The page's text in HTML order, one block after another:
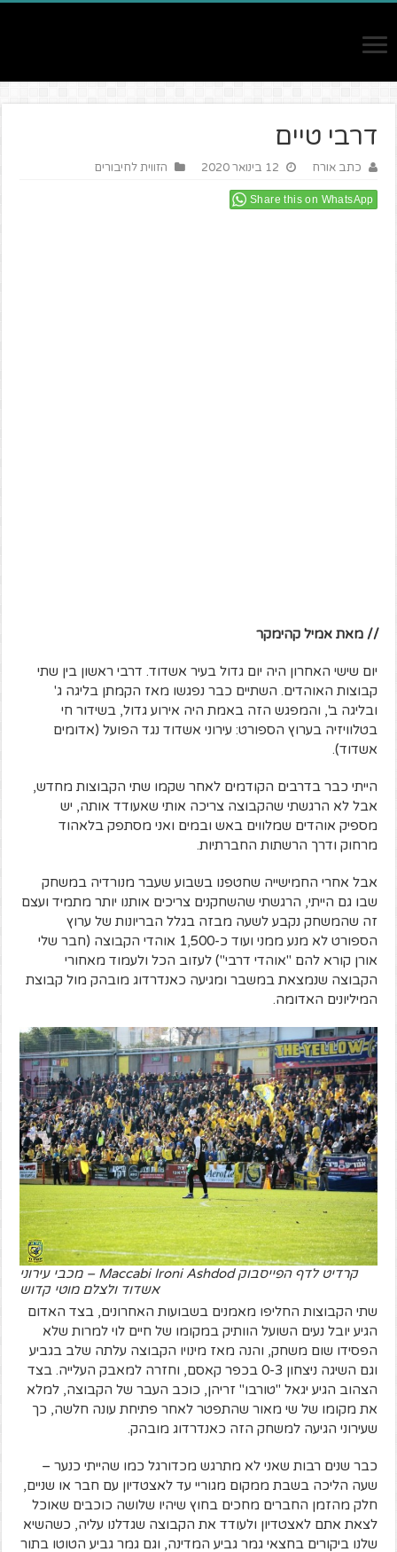
דרבי טיים
כתב אורח 12 בינואר 2020 הזווית לחיבורים
Share this on WhatsApp
// מאת אמיל קהימקר
יום שישי האחרון היה יום גדול בעיר אשדוד. דרבי ראשון בין שתי
קבוצות האוהדים. השתיים כבר נפגשו מאז הקמתן בליגה ג'
ובליגה ב', והמפגש הזה באמת היה אירוע גדול, בשידור חי
בטלוויזיה בערוץ הספורט: עירוני אשדוד נגד הפועל (אדומים
אשדוד).
הייתי כבר בדרבים הקודמים לאחר שקמו שתי הקבוצות מחדש,
אבל לא הרגשתי שהקבוצה צריכה אותי שאעודד אותה, יש
מספיק אוהדים שמלווים באש ובמים ואני מסתפק בלאהוד
מרחוק ודרך הרשתות החברתיות.
אבל אחרי החמישייה שחטפנו בשבוע שעבר מנורדיה במשחק
שבו גם הייתי, הרגשתי שהשחקנים צריכים אותנו יותר מתמיד ועצם
זה שהמשחק נקבע לשעה מבזה בגלל הבריונות של ערוץ
הספורט לא מנע ממני ועוד כ-1,500 אוהדי הקבוצה (חבר שלי
אורן קורא להם "אוהדי דרבי") לעזוב הכל ולעמוד מאחורי
הקבוצה שנמצאת במשבר ומגיעה כאנדרדוג מובהק מול קבוצת
המיליונים האדומה.
קרדיט לדף הפייסבוק Maccabi Ironi Ashdod – מכבי עירוני
אשדוד ולצלם מוטי קדוש
שתי הקבוצות החליפו מאמנים בשבועות האחרונים, בצד האדום
הגיע יובל נעים השועל הוותיק במקומו של חיים לוי למרות שלא
הפסידו שום משחק, והנה מאז מינויו הקבוצה עלתה שלב בגביע
וגם השיגה ניצחון 0-3 בכפר קאסם, וחזרה למאבק העלייה. בצד
הצהוב הגיע יגאל "טורבו" זריהן, כוכב העבר של הקבוצה, למלא
את מקומו של שי מאור שהתפטר לאחר פתיחת עונה חלשה, כך
שעירוני הגיעה למשחק הזה כאנדרדוג מובהק.
כבר שנים רבות שאני לא מתרגש מכדורגל כמו שהייתי כנער –
שעה הליכה בשבת ממקום מגוריי עד לאצטדיון עם חבר או שניים,
חלק מהזמן החברים מחכים בחוץ שיהיו שלושה כוכבים שאוכל
לצאת אתם לאצטדיון ולעודד את הקבוצה שגדלנו עליה, כשהשיא
שלנו ביקורים בחצאי גמר גביע המדינה, וגם גמר גביע הטוטו בתור